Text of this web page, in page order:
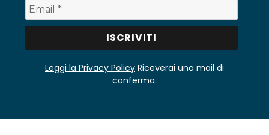
Leggi la Privacy Policy Riceverai una mail di
conferma.